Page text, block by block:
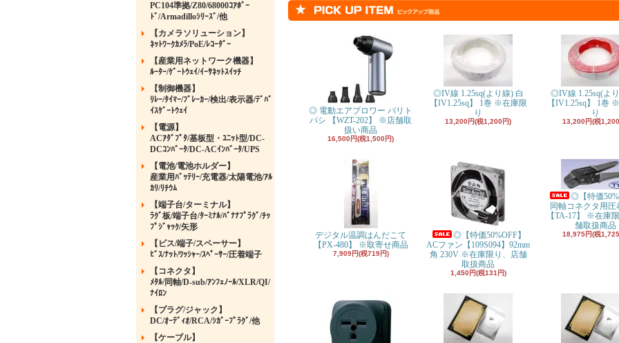
PC104準拠/Z80/68000ｺｱﾎﾞｰ
ﾄﾞ/Armadilloｼﾘｰｽﾞ/他
【カメラソリューション】
ﾈｯﾄﾜｰｸｶﾒﾗ/PoE/ﾚｺｰﾀﾞｰ
【産業用ネットワーク機器】
ﾙｰﾀｰ/ｹﾞｰﾄｳｪｲ/ｲｰｻﾈｯﾄｽｲｯﾁ
【制御機器】
ﾘﾚｰ/ﾀｲﾏｰ/ﾌﾞﾚｰｶｰ/検出/表示器/ﾃﾞﾊﾞ
ｲｽｹﾞｰﾄｳｪｲ
【電源】
ACｱﾀﾞﾌﾟﾀ/基板型・ﾕﾆｯﾄ型/DC-
DCｺﾝﾊﾞｰﾀ/DC-ACｲﾝﾊﾞｰﾀ/UPS
【電池/電池ホルダー】
産業用ﾊﾞｯﾃﾘｰ/充電器/太陽電池/ｱﾙ
ｶﾘ/ﾘﾁｳﾑ
【端子台/ターミナル】
ﾗｸﾞ板/端子台/ﾀｰﾐﾅﾙ/ﾊﾞﾅﾅﾌﾟﾗｸﾞ/ﾁｯ
ﾌﾟｼﾞｬｯｸ/矢形
【ビス/端子/スペーサー】
ﾋﾞｽ/ﾅｯﾄ/ﾜｯｼｬｰ/ｽﾍﾟｰｻｰ/圧着端子
【コネクタ】
ﾒﾀﾙ/同軸/D-sub/ｱﾝﾌｪﾉｰﾙ/XLR/QI/
ﾅｲﾛﾝ
【プラグ/ジャック】
DC/ｵｰﾃﾞｨｵ/RCA/ｼｶﾞｰﾌﾟﾗｸﾞ/他
【ケーブル】
◎ 電動エアブロワー バリト
バシ 【WZT-202】 ※店舗取
扱い商品
16,500円(税1,500円)
◎IV線 1.25sq(より線) 白
【IV1.25sq】 1巻 ※在庫限
り
13,200円(税1,200円)
◎IV線 1.25sq(よ
【IV1.25sq】 1巻
り
13,200円(税
デジタル温調はんだこて
【PX-480】 ※取寄せ商品
7,909円(税719円)
◎【特価50%OFF】
ACファン【109S094】92mm
角 230V ※在庫限り、店舗
取扱商品
1,450円(税131円)
◎【特価
同軸コネクタ用圧
【TA-17】 ※在庫
舗取扱商品
18,975円(税